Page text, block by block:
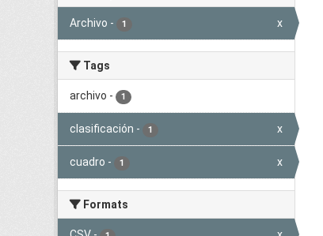
Archivo - 1 x
Tags
archivo - 1
clasificación - 1 x
cuadro - 1 x
Formats